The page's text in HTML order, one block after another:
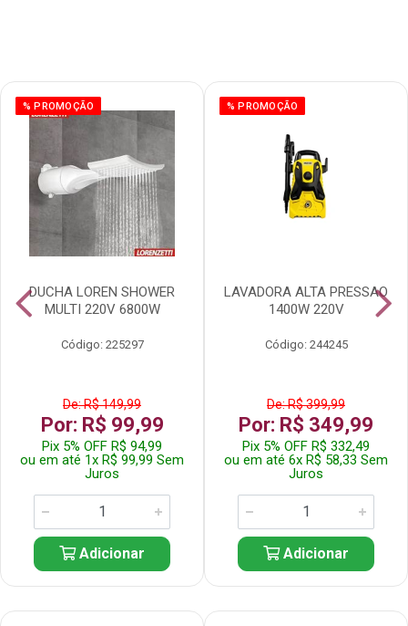
% PROMOÇÃO
DUCHA LOREN SHOWER
MULTI 220V 6800W
Código: 225297
De: R$ 149,99
Por: R$ 99,99
Pix 5% OFF R$ 94,99
ou em até 1x R$ 99,99 Sem
Juros
Adicionar
% PROMOÇÃO
LAVADORA ALTA PRESSAO
1400W 220V
Código: 244245
De: R$ 399,99
Por: R$ 349,99
Pix 5% OFF R$ 332,49
ou em até 6x R$ 58,33 Sem
Juros
Adicionar